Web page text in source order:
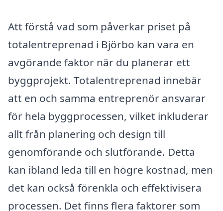
Att förstå vad som påverkar priset på
totalentreprenad i Björbo kan vara en
avgörande faktor när du planerar ett
byggprojekt. Totalentreprenad innebär
att en och samma entreprenör ansvarar
för hela byggprocessen, vilket inkluderar
allt från planering och design till
genomförande och slutförande. Detta
kan ibland leda till en högre kostnad, men
det kan också förenkla och effektivisera
processen. Det finns flera faktorer som